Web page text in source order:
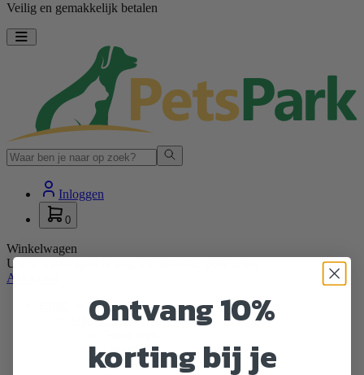
Veilig en gemakkelijk betalen
Toggle navigation
Zoeken
Inloggen
0
Winkelwagen
Uw winkelwagen is leeg.
Afrekenen
Hondenvoer
Droogvoer
Natvoer
Ontvang 10%
korting bij je